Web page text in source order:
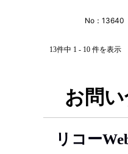
No：13640
13件中 1 - 10 件を表示
お問
リコー